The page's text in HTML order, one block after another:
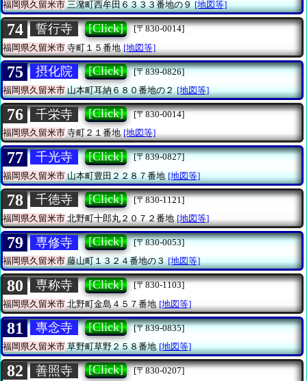
福岡県久留米市三潴町西牟田６３３３番地の９ [地図等]
74 誓行寺 [Click]
[〒830-0014]
福岡県久留米市 寺町１５番地 [地図等]
75 摂化院 [Click]
[〒839-0826]
福岡県久留米市山本町耳納６８０番地の２ [地図等]
76 千栄寺 [Click]
[〒830-0014]
福岡県久留米市寺町２１番地 [地図等]
77 千光寺 [Click]
[〒839-0827]
福岡県久留米市山本町豊田２２８７番地 [地図等]
78 千徳寺 [Click]
[〒830-1121]
福岡県久留米市 北野町十郎丸２０７２番地 [地図等]
79 専修寺 [Click]
[〒830-0053]
福岡県久留米市藤山町１３２４番地の３ [地図等]
80 専称寺 [Click]
[〒830-1103]
福岡県久留米市 北野町金島４５７番地 [地図等]
81 專念寺 [Click]
[〒839-0835]
福岡県久留米市草野町草野２５８番地 [地図等]
82 善照寺 [Click]
[〒830-0207]